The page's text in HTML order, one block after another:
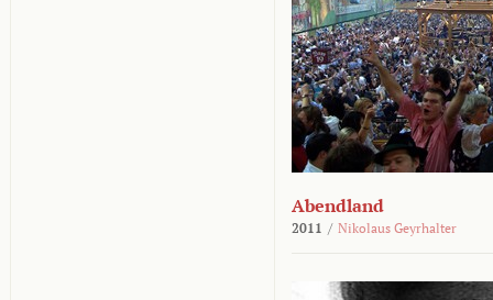
Abendland
2011 / Nikolaus Geyrhalter